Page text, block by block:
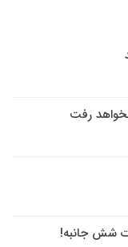
رفت
شش جانبه!